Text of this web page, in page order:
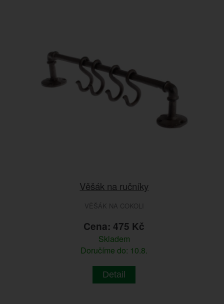
Věšák na ručníky
VĚŠÁK NA COKOLI
Cena: 475 Kč
Skladem
Doručíme do: 10.8.
Detail